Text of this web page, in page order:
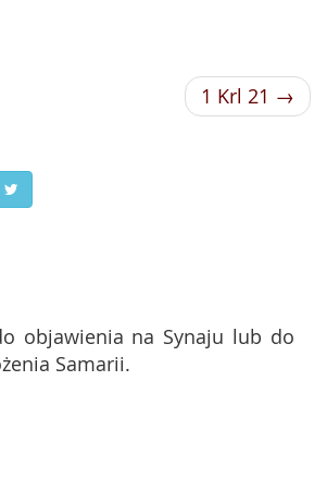
1 Krl 21 →
objawienia na Synaju lub do
Samarii.